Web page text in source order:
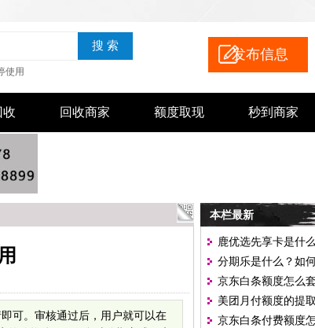
搜 索
使用
发布信息
收 回收商家 额度取现 秒到商家
可。审核通过后，用户就可以在
本栏最新
鹿优选先享卡是什
选先享卡的额度？
分期乐是什么？如
额度提取出来？
京东白条额度怎么
东白条额度的使用
美团月付额度的提
怎么套?
京东白条付费额度